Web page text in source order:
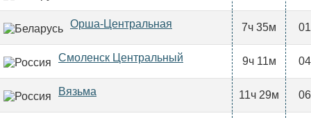
Орша-Центральная 7ч 35м
Смоленск Центральный 9ч 11м
Вязьма 11ч 29м